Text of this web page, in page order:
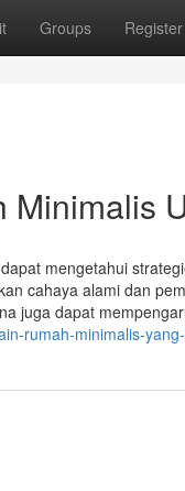
Groups Register
Minimalis
mengetahui
cahaya alami dan
juga dapat
rumah-minimalis-